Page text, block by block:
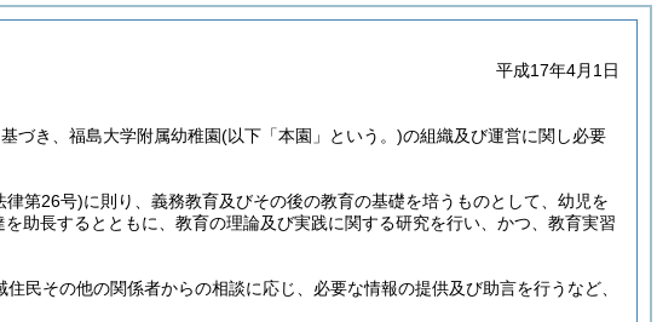
平成17年4月1日
づき、福島大学附属幼稚園(以下「本園」という。)の組織及び運営に関し必要
律第26号)に則り、義務教育及びその後の教育の基礎を培うものとして、幼児を
助長するとともに、教育の理論及び実践に関する研究を行い、かつ、教育実習
民その他の関係者からの相談に応じ、必要な情報の提供及び助言を行うなど、